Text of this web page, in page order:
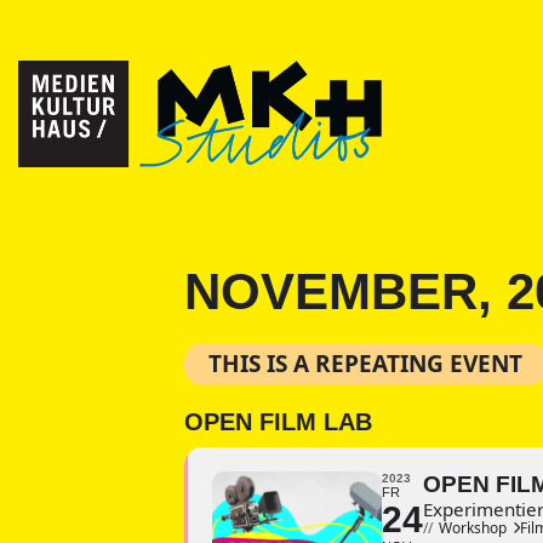
NOVEMBER,
THIS IS A REPEATING EVENT
OPEN FILM LAB
2023
FR
24
OPEN
// Workshop